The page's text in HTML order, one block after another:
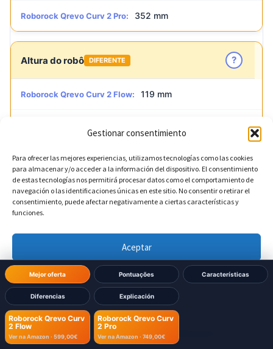
Gestionar consentimiento
Para ofrecer las mejores experiencias, utilizamos tecnologías como las cookies
para almacenar y/o acceder a la información del dispositivo. El consentimiento
de estas tecnologías nos permitirá procesar datos como el comportamiento de
navegación o las identificaciones únicas en este sitio. No consentir o retirar el
consentimiento, puede afectar negativamente a ciertas características y
funciones.
Aceptar
Denegar
Ver preferencias
Política de cookies Política de Privacidad
Mejor oferta Pontuações Características
Diferencias Explicación
Roborock Qrevo Curv
2 Flow
Ver na Amazon · 599,00€
Roborock Qrevo Curv
2 Pro
Ver na Amazon · 749,00€
Roborock Qrevo Curv 2 Pro: 352 mm
Altura do robô DIFERENTE ?
Roborock Qrevo Curv 2 Flow: 119 mm
Dimensões Base
Roborock Qrevo Curv 2 Flow: 450 mm
Roborock Qrevo Curv 2 Pro: 450 mm
Altura da base